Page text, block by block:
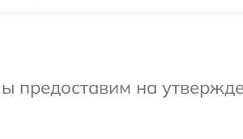
предоставим на